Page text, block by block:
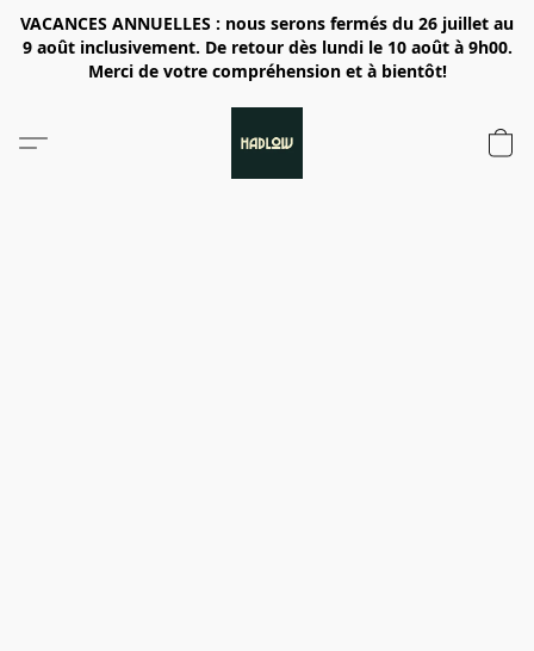
VACANCES ANNUELLES : nous serons fermés du 26 juillet au
9 août inclusivement. De retour dès lundi le 10 août à 9h00.
Merci de votre compréhension et à bientôt!